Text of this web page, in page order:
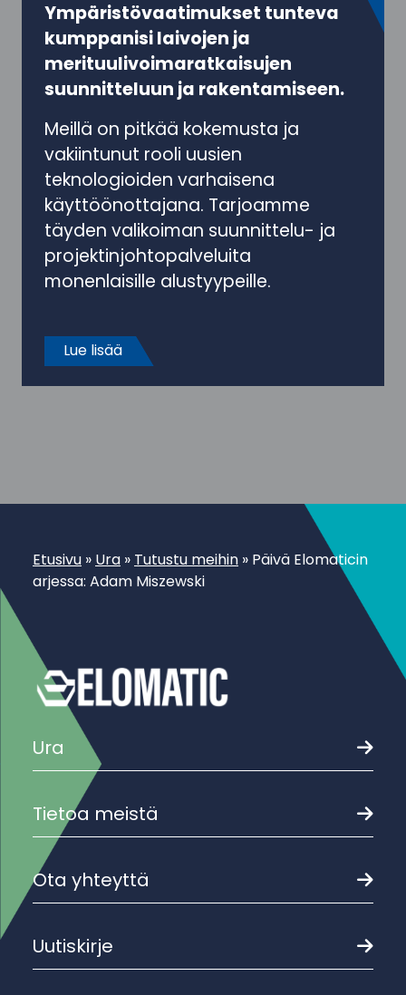
Ympäristövaatimukset tunteva
kumppanisi laivojen ja
merituulivoimaratkaisujen
suunnitteluun ja rakentamiseen.
Meillä on pitkää kokemusta ja
vakiintunut rooli uusien
teknologioiden varhaisena
käyttöönottajana. Tarjoamme
täyden valikoiman suunnittelu- ja
projektinjohtopalveluita
monenlaisille alustyypeille.
Lue lisää
Etusivu » Ura » Tutustu meihin » Päivä Elomaticin
arjessa: Adam Miszewski
Ura
Tietoa meistä
Ota yhteyttä
Uutiskirje